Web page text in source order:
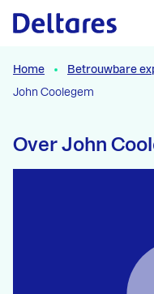
Naar hoofdcontent
Home Betrouwbare
John Coolegem
Over John